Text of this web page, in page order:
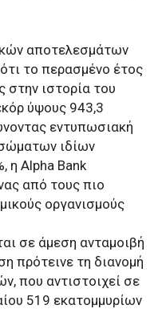
αποτελεσμάτων
το περασμένο έτος
ιστορία του
ύψους 943,3
εντυπωσιακή
ιδίων
η Alpha Bank
από τους πιο
οργανισμούς
σε άμεση ανταμοιβή
πρότεινε τη διανομή
που αντιστοιχεί σε
519 εκατομμυρίων